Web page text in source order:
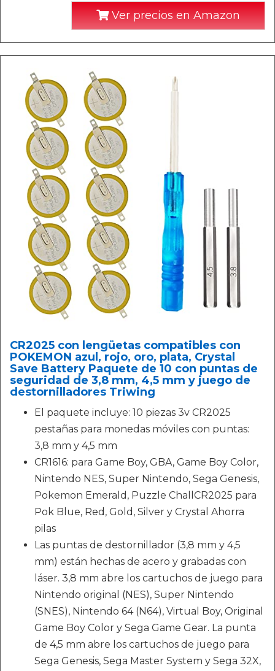
Ver precios en Amazon
CR2025 con lengüetas compatibles con
POKEMON azul, rojo, oro, plata, Crystal
Save Battery Paquete de 10 con puntas de
seguridad de 3,8 mm, 4,5 mm y juego de
destornilladores Triwing
El paquete incluye: 10 piezas 3v CR2025
pestañas para monedas móviles con puntas:
3,8 mm y 4,5 mm
CR1616: para Game Boy, GBA, Game Boy Color,
Nintendo NES, Super Nintendo, Sega Genesis,
Pokemon Emerald, Puzzle ChallCR2025 para
Pok Blue, Red, Gold, Silver y Crystal Ahorra
pilas
Las puntas de destornillador (3,8 mm y 4,5
mm) están hechas de acero y grabadas con
láser. 3,8 mm abre los cartuchos de juego para
Nintendo original (NES), Super Nintendo
(SNES), Nintendo 64 (N64), Virtual Boy, Original
Game Boy Color y Sega Game Gear. La punta
de 4,5 mm abre los cartuchos de juego para
Sega Genesis, Sega Master System y Sega 32X,